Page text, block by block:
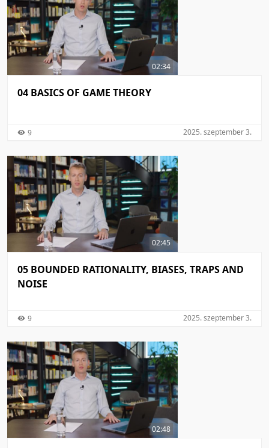
02:34
04 BASICS OF GAME THEORY
9 2025. szeptember 3.
02:45
05 BOUNDED RATIONALITY, BIASES, TRAPS AND
NOISE
9 2025. szeptember 3.
02:48